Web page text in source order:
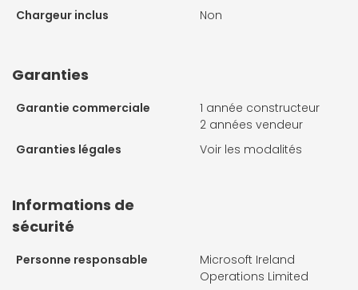
Chargeur inclus Non
Garanties
Garantie commerciale
1 année constructeur
2 années vendeur
Garanties légales
Voir les modalités
Informations de
sécurité
Personne responsable
Microsoft Ireland
Operations Limited